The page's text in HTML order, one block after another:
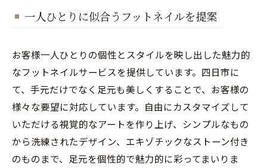
一人ひとりに似合うフットネイルを提案
お客様一人ひとりの個性とスタイルを映し出した魅力的
なフットネイルサービスを提供しています。四日市に
て、手元だけでなく足元も美しくすることで、お客様の
様々な要望に対応しています。自由にカスタマイズして
いただける視覚的なアートを作り上げ、シンプルなもの
から洗練されたデザイン、エキゾチックなストーン付き
のものまで、足元を個性的で魅力的に彩ってまいりま